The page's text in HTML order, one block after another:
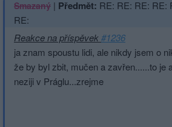
Smazaný | Předmět: RE: RE: RE: RE:
RE:
Reakce na příspěvek#1236
ja znam spoustu lidi, ale nikdy jsem o
že by byl zbit, mučen a zavřen......to je
neziji v Práglu...zrejme